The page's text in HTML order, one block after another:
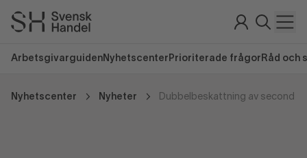
Arbetsgivarguiden Nyhetscenter Prioriterade frågor Råd och
Nyhetscenter Nyheter